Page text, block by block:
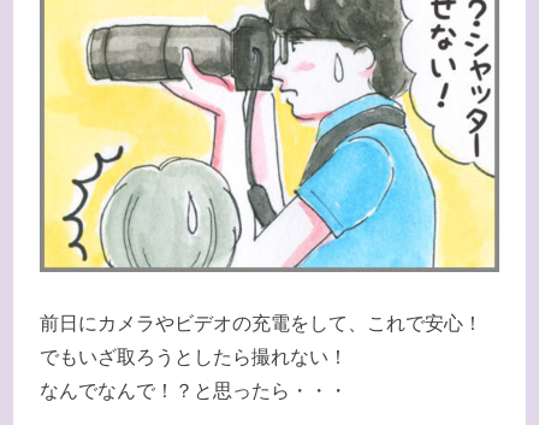
前日にカメラやビデオの充電をして、これで安心！
でもいざ取ろうとしたら撮れない！
なんでなんで！？と思ったら・・・